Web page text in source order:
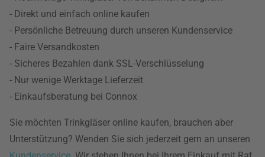
- Direkt und einfach online kaufen
- Persönliche Betreuung durch unseren Kundenservice
- Faire Versandkosten
- Sicheres Bezahlen dank SSL-Verschlüsselung
- Nur wenige Werktage Lieferzeit
- Einkaufsberatung bei Connox
Sie möchten Trinkgläser online kaufen, brauchen aber
Unterstützung? Wenden Sie sich jederzeit gern an unseren